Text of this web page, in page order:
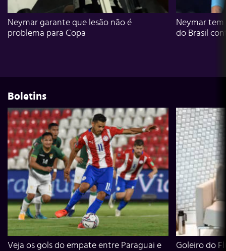
Neymar garante que lesão não é
problema para Copa
Neymar
do Brasil
Boletins
Veja os gols do empate entre Paraguai e
Goleiro do